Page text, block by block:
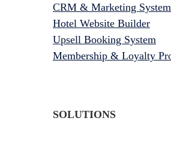
CRM & Marketing System
Hotel Website Builder
Upsell Booking System
Membership & Loyalty
SOLUTIONS